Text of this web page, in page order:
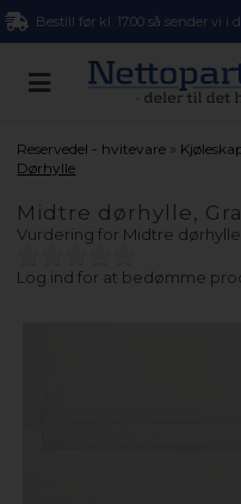
Bestill før kl. 17.00 så sender vi i
Reservedel - hvitevare »
Dørhylle
Midtre dørhylle,
Vurdering for Midtre
Log ind for at bedømme